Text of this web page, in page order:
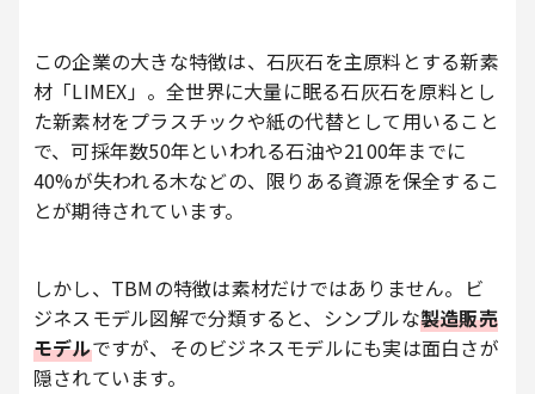
この企業の大きな特徴は、石灰石を主原料とする新素
材「LIMEX」。全世界に大量に眠る石灰石を原料とし
た新素材をプラスチックや紙の代替として用いること
で、可採年数50年といわれる石油や2100年までに
40%が失われる木などの、限りある資源を保全するこ
とが期待されています。
しかし、TBMの特徴は素材だけではありません。ビ
ジネスモデル図解で分類すると、シンプルな製造販売
モデルですが、そのビジネスモデルにも実は面白さが
隠されています。